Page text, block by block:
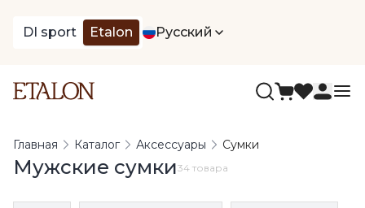
DI sport Etalon Русский
Главная Каталог Аксессуары Сумки
Мужские сумки34 товара